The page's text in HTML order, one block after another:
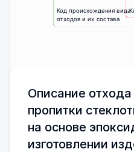
Код происхождения вида
отходов и их состава
Описание
пропитки
на основе
изготовлении